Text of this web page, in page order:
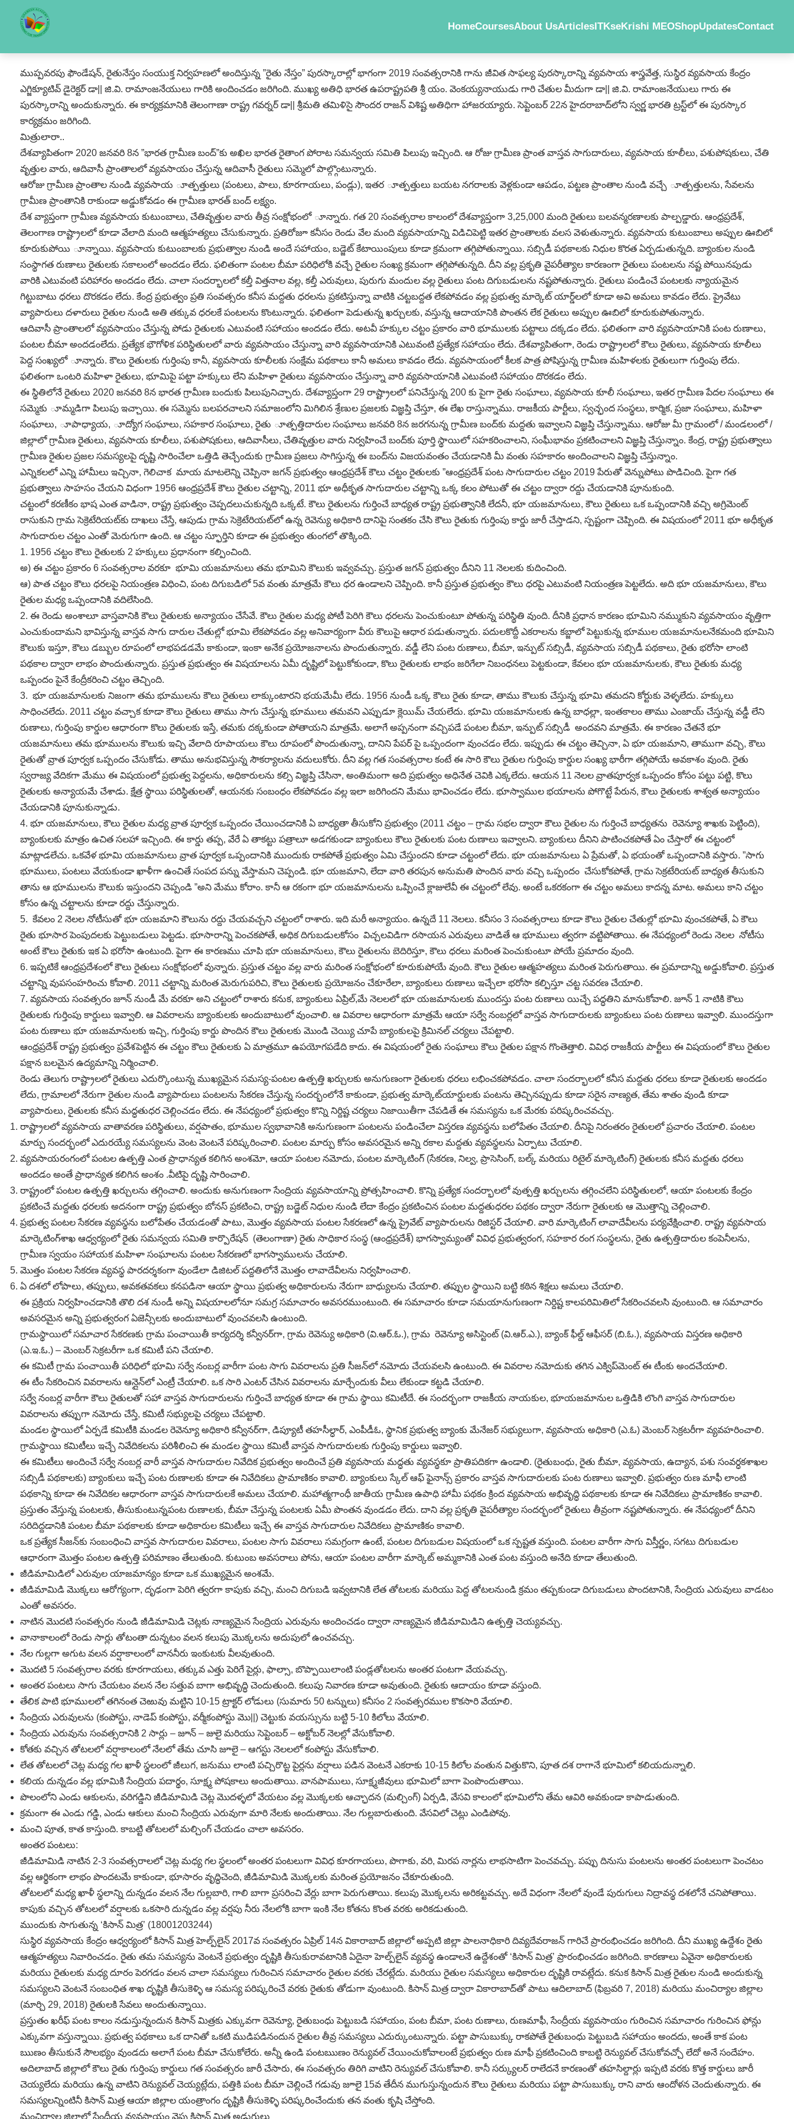
HomeCoursesAbout UsArticlesITKseKrishi MEOShopUpdatesContact
ముప్పవరపు ఫౌండేషన్‌, రైతునేస్తం సంయుక్త నిర్వహణలో అందిస్తున్న ”రైతు నేస్తం” పురస్కారాల్లో భాగంగా 2019 సంవత్సరానికి గాను జీవిత సాఫల్య పురస్కారాన్ని వ్యవసాయ శాస్త్రవేత్త, సుస్థిర వ్యవసాయ కేంద్రం
ఎగ్జిక్యూటివ్‌ డైరెక్టర్‌ డా|| జి.వి. రామాంజనేయులు గారికి అందించడం జరిగింది. ముఖ్య అతిధి భారత ఉపరాష్ట్రపతి శ్రీ యం. వెంకయ్యనాయుడు గారి చేతుల మీదుగా డా|| జి.వి. రామాంజనేయులు గారు ఈ
పురస్కారాన్ని అందుకున్నారు. ఈ కార్యక్రమానికి తెలంగాణా రాష్ట్ర గవర్నర్‌ డా|| శ్రీమతి తమిళిసై సౌందర రాజన్‌ విశిష్ట అతిధిగా హాజరయ్యారు. సెప్టెంబర్‌ 22న హైదరాబాద్‌లోని స్వర్ణ భారతి ట్రస్ట్‌లో ఈ పురస్కార
కార్యక్రమం జరిగింది.
మిత్రులారా..
దేశవ్యాపితంగా 2020 జనవరి 8న ”భారత గ్రామీణ బంద్‌”కు అఖిల భారత రైతాంగ పోరాట సమన్వయ సమితి పిలుపు ఇచ్చింది. ఆ రోజు గ్రామీణ ప్రాంత వాస్తవ సాగుదారులు, వ్యవసాయ కూలీలు, పశుపోషకులు, చేతి
వృత్తుల వారు, ఆదివాసీ ప్రాంతాలలో వ్యవసాయం చేస్తున్న ఆదివాసీ రైతులు సమ్మెలో పాల్గ్గొంటున్నారు.
ఆరోజు గ్రామీణ ప్రాంతాల నుండి వ్యవసాయ ూత్పత్తులు (పంటలు, పాలు, కూరగాయలు, పండ్లు), ఇతర ూత్పత్తులు బయట నగరాలకు వెళ్లకుండా ఆపడం, పట్టణ ప్రాంతాల నుండి వచ్చే ూత్పత్తులను, సేవలను
గ్రామీణ ప్రాంతానికి రాకుండా అడ్డుకోవడం ఈ గ్రామీణ భారత్‌ బంద్‌ లక్ష్యం.
దేశ వ్యాప్తంగా గ్రామీణ వ్యవసాయ కుటుంబాలు, చేతివృత్తుల వారు తీవ్ర సంక్షోభంలో ూన్నారు. గత 20 సంవత్సరాల కాలంలో దేశవ్యాప్తంగా 3,25,000 మంది రైతులు బలవన్మరణాలకు పాల్పడ్డారు. ఆంధ్రప్రదేశ్‌,
తెలంగాణ రాష్ట్రాలలో కూడా వేలాది మంది ఆత్మహత్యలు చేసుకున్నారు. ప్రతిరోజూ కనీసం రెండు వేల మంది వ్యవసాయాన్ని విడిచిపెట్టి ఇతర ప్రాంతాలకు వలస వెళుతున్నారు. వ్యవసాయ కుటుంబాలు అప్పుల ఊబిలో
కూరుకుపోయి ూన్నాయి. వ్యవసాయ కుటుంబాలకు ప్రభుత్వాల నుండి అందే సహాయం, బడ్జెట్‌ కేటాయింపులు కూడా క్రమంగా తగ్గిపోతున్నాయి. సబ్సిడీ పథకాలకు నిధుల కొరత ఏర్పడుతున్నది. బ్యాంకుల నుండి
సంస్థాగత రుణాలు రైతులకు సకాలంలో అందడం లేదు. ఫలితంగా పంటల బీమా పరిధిలోకి వచ్చే రైతుల సంఖ్య క్రమంగా తగ్గిపోతున్నది. దీని వల్ల ప్రకృతి వైపరీత్యాల కారణంగా రైతులు పంటలను నష్ట పోయినపుడు
వారికి ఎటువంటి పరిహారం అందడం లేదు. చాలా సందర్భాలలో కల్తీ విత్తనాల వల్ల, కల్తీ ఎరువులు, పురుగు మందుల వల్ల రైతులు పంట దిగుబడులను నష్టపోతున్నారు. రైతులు పండించే పంటలకు న్యాయమైన
గిట్టుబాటు ధరలు దొరకడం లేదు. కేంద్ర ప్రభుత్వం ప్రతి సంవత్సరం కనీస మద్దతు ధరలను ప్రకటిస్తున్నా వాటికి చట్టబద్దత లేకపోవడం వల్ల ప్రభుత్వ మార్కెట్‌ యార్డ్‌లలో కూడా అవి అమలు కావడం లేదు. ప్రైవేటు
వ్యాపారులు దళారులు రైతుల నుండి అతి తక్కువ ధరలకే పంటలను కొంటున్నారు. ఫలితంగా పెడుతున్న ఖర్చులకు, వస్తున్న ఆదాయానికి పొంతన లేక రైతులు అప్పుల ఊబిలో కూరుకుపోతున్నారు.
ఆదివాసీ ప్రాంతాలలో వ్యవసాయం చేస్తున్న పోడు రైతులకు ఎటువంటి సహాయం అందడం లేదు. అటవీ హక్కుల చట్టం ప్రకారం వారి భూములకు పట్టాలు దక్కడం లేదు. ఫలితంగా వారి వ్యవసాయానికి పంట రుణాలు,
పంటల బీమా అందడంలేదు. ప్రత్యేక భౌగోళిక పరిస్థితులలో వారు వ్యవసాయం చేస్తున్నా వారి వ్యవసాయానికి ఎటువంటి ప్రత్యేక సహాయం లేదు. దేశవ్యాపితంగా, రెండు రాష్ట్రాలలో కౌలు రైతులు, వ్యవసాయ కూలీలు
పెద్ద సంఖ్యలో ూన్నారు. కౌలు రైతులకు గుర్తింపు కానీ, వ్యవసాయ కూలీలకు సంక్షేమ పథకాలు కానీ అమలు కావడం లేదు. వ్యవసాయంలో కీలక పాత్ర పోషిస్తున్న గ్రామీణ మహిళలకు రైతులుగా గుర్తింపు లేదు.
ఫలితంగా ఒంటరి మహిళా రైతులు, భూమిపై పట్టా హక్కులు లేని మహిళా రైతులు వ్యవసాయం చేస్తున్నా వారి వ్యవసాయానికి ఎటువంటి సహాయం దొరకడం లేదు.
ఈ స్థితిలోనే రైతులు 2020 జనవరి 8న భారత గ్రామీణ బందుకు పిలుపునిచ్చారు. దేశవ్యాప్తంగా 29 రాష్ట్రాలలో పనిచేస్తున్న 200 కు పైగా రైతు సంఘాలు, వ్యవసాయ కూలీ సంఘాలు, ఇతర గ్రామీణ పేదల సంఘాలు ఈ
సమ్మెకు ూమ్మడిగా పిలుపు ఇచ్చాయి. ఈ సమ్మెను బలపరచాలని సమాజంలోని మిగిలిన శ్రేణుల ప్రజలకు విజ్ఞప్తి చేస్తూ, ఈ లేఖ రాస్తున్నాము. రాజకీయ పార్టీలు, స్వచ్ఛంద సంస్థలు, కార్మిక, ప్రజా సంఘాలు, మహిళా
సంఘాలు, ూపాధ్యాయ, ూద్యోగ సంఘాలు, సహకార సంఘాలు, రైతు ూత్పత్తిదారుల సంఘాలు జనవరి 8న జరగనున్న గ్రామీణ బంద్‌కు మద్దతు ఇవ్వాలని విజ్ఞప్తి చేస్తున్నాము. ఆరోజు మీ గ్రామంలో / మండలంలో /
జిల్లాలో గ్రామీణ రైతులు, వ్యవసాయ కూలీలు, పశుపోషకులు, ఆదివాసీలు, చేతివృత్తుల వారు నిర్వహించే బంద్‌కు పూర్తి స్థాయిలో సహకరించాలని, సంఘీభావం ప్రకటించాలని విజ్ఞప్తి చేస్తున్నాం. కేంద్ర, రాష్ట్ర ప్రభుత్వాలు
గ్రామీణ రైతుల ప్రజల సమస్యలపై దృష్టి సారించేలా ఒత్తిడి తెచ్చేందుకు గ్రామీణ ప్రజలు సాగిస్తున్న ఈ బంద్‌ను విజయవంతం చేయడానికి మీ వంతు సహకారం అందించాలని విజ్ఞప్తి చేస్తున్నాం.
ఎన్నికలలో ఎన్ని హామీలు ఇచ్చినా, గెలిచాక మాయ మాటలెన్ని చెప్పినా జగన్‌ ప్రభుత్వం ఆంధ్రప్రదేశ్‌ కౌలు చట్టం రైతులకు ”ఆంధ్రప్రదేశ్‌ పంట సాగుదారుల చట్టం 2019 పేరుతో వెన్నుపోటు పొడిచింది. పైగా గత
ప్రభుత్వాలు సాహసం చేయని విధంగా 1956 ఆంధ్రప్రదేశ్‌ కౌలు రైతుల చట్టాన్ని, 2011 భూ అధీకృత సాగుదారుల చట్టాన్ని ఒక్క కలం పోటుతో ఈ చట్టం ద్వారా రద్దు చేయడానికి పూనుకుంది.
చట్టంలో కరణీకం భాష ఎంత వాడినా, రాష్ట్ర ప్రభుత్వం చెప్పదలుచుకున్నది ఒక్కటే. కౌలు రైతులను గుర్తించే బాధ్యత రాష్ట్ర ప్రభుత్వానికి లేదనీ, భూ యజమానులు, కౌలు రైతులు ఒక ఒప్పందానికి వచ్చి అగ్రిమెంట్‌
రాసుకుని గ్రామ సెక్రెటేరియట్‌కు దాఖలు చేస్తే, ఆపుడు గ్రామ సెక్రెటేరియట్‌లో ఉన్న రెవెన్యు అధికారి దానిపై సంతకం చేసి కౌలు రైతుకు గుర్తింపు కార్డు జారీ చేస్తాడని, స్పష్టంగా చెప్పింది. ఈ విషయంలో 2011 భూ అధీకృత
సాగుదారుల చట్టం ఎంతో మెరుగుగా ఉంది. ఆ చట్టం స్ఫూర్తిని కూడా ఈ ప్రభుత్వం తుంగలో తొక్కింది.
1. 1956 చట్టం కౌలు రైతులకు 2 హక్కులు ప్రధానంగా కల్పించింది.
అ) ఈ చట్టం ప్రకారం 6 సంవత్సరాల వరకూ భూమి యజమానులు తమ భూమిని కౌలుకు ఇవ్వవచ్చు. ప్రస్తుత జగన్‌ ప్రభుత్వం దీనిని 11 నెలలకు కుదించింది.
ఆ) పాత చట్టం కౌలు ధరలపై నియంత్రణ విధించి, పంట దిగుబడిలో 5వ వంతు మాత్రమే కౌలు ధర ఉండాలని చెప్పింది. కానీ ప్రస్తుత ప్రభుత్వం కౌలు ధరపై ఎటువంటి నియంత్రణ పెట్టలేదు. అది భూ యజమానులు, కౌలు
రైతుల మధ్య ఒప్పందానికి వదిలేసింది.
2. ఈ రెండు అంశాలూ వాస్తవానికి కౌలు రైతులకు అన్యాయం చేసేవే. కౌలు రైతుల మధ్య పోటీ పెరిగి కౌలు ధరలను పెంచుకుంటూ పోతున్న పరిస్థితి వుంది. దీనికి ప్రధాన కారణం భూమిని నమ్ముకుని వ్యవసాయం వృత్తిగా
ఎంచుకుందామని భావిస్తున్న వాస్తవ సాగు దారుల చేతుల్లో భూమి లేకపోవడం వల్ల అనివార్యంగా వీరు కౌలుపై ఆధార పడుతున్నారు. పదులకొద్దీ ఎకరాలను కబ్జాలో పెట్టుకున్న భూముల యజమానులనేకమంది భూమిని
కౌలుకు ఇస్తూ, కౌలు డబ్బుల రూపంలో లాభపడడమే కాకుండా, ఇంకా అనేక ప్రయోజనాలను పొందుతున్నారు. వడ్డీ లేని పంట రుణాలు, బీమా, ఇన్పుట్‌ సబ్సిడీ, వ్యవసాయ సబ్సిడీ పథకాలు, రైతు భరోసా లాంటి
పథకాల ద్వారా లాభం పొందుతున్నారు. ప్రస్తుత ప్రభుత్వం ఈ విషయాలను ఏమీ దృష్టిలో పెట్టుకోకుండా, కొలు రైతులకు లాభం జరిగేలా నిబంధనలు పెట్టకుండా, కేవలం భూ యజమానులకు, కౌలు రైతుకు మధ్య
ఒప్పందం పైనే కేంద్రీకరించి చట్టం తెచ్చింది.
3. భూ యజమానులకు నిజంగా తమ భూములను కౌలు రైతులు లాక్కుంటారని భయమేమీ లేదు. 1956 నుండీ ఒక్క కౌలు రైతు కూడా, తాము కౌలుకు చేస్తున్న భూమి తమదని కోర్టుకు వెళ్ళలేదు. హక్కులు
సాధించలేదు. 2011 చట్టం వచ్చాక కూడా కౌలు రైతులు తాము సాగు చేస్తున్న భూములు తమవని ఎప్పుడూ క్లెయిమ్‌ చేయలేదు. భూమి యజమానులకు ఉన్న బాధల్లా, ఇంతకాలం తాము ఎంజాయ్‌ చేస్తున్న వడ్డీ లేని
రుణాలు, గుర్తింపు కార్డుల ఆధారంగా కొలు రైతులకు ఇస్తే, తమకు దక్కకుండా పోతాయని మాత్రమే. అలాగే అప్పనంగా వచ్చిపడే పంటల బీమా, ఇన్పుట్‌ సబ్సిడీ అందవని మాత్రమే. ఈ కారణం చేతనే భూ
యజమానులు తమ భూములను కౌలుకు ఇచ్చి వేలాది రూపాయలు కౌలు రూపంలో పొందుతున్నా, దానిని పేపర్‌ పై ఒప్పందంగా వుంచడం లేదు. ఇప్పుడు ఈ చట్టం తెచ్చినా, ఏ భూ యజమాని, తాముగా వచ్చి, కౌలు
రైతుతో వ్రాత పూర్వక ఒప్పందం చేసుకోడు. తాము అనుభవిస్తున్న సౌకర్యాలను వదులుకోరు. దీని వల్ల గత సంవత్సరాల కంటే ఈ సారి కౌలు రైతుల గుర్తింపు కార్డుల సంఖ్య భారీగా తగ్గిపోయే అవకాశం వుంది. రైతు
స్వరాజ్య వేదికగా మేము ఈ విషయంలో ప్రభుత్వ పెద్దలను, అధికారులను కల్సి విజ్ఞప్తి చేసినా, అంతిమంగా అది ప్రభుత్వం అధినేత చెవికి ఎక్కలేదు. ఆయన 11 నెలల వ్రాతపూర్వక ఒప్పందం కోసం పట్టు పట్టి, కొలు
రైతులకు అన్యాయమే చేశాడు. క్షేత్ర స్థాయి పరిస్థితులతో, ఆయనకు సంబంధం లేకపోవడం వల్ల ఇలా జరిగిందని మేము భావించడం లేదు. భూస్వాముల భయాలను పోగొట్టే పేరున, కౌలు రైతులకు శాశ్వత అన్యాయం
చేయడానికి పూనుకున్నాడు.
4. భూ యజమానులు, కౌలు రైతుల మధ్య వ్రాత పూర్వక ఒప్పందం చేయించడానికి ఏ బాధ్యతా తీసుకోని ప్రభుత్వం (2011 చట్టం – గ్రామ సభల ద్వారా కౌలు రైతుల ను గుర్తించే బాధ్యతను రెవెన్యూ శాఖకు పెట్టింది),
బ్యాంకులకు మాత్రం ఉచిత సలహా ఇచ్చింది. ఈ కార్డు తప్ప, వేరే ఏ తాకట్టు పత్రాలూ అడగకుండా బ్యాంకులు కౌలు రైతులకు పంట రుణాలు ఇవ్వాలని. బ్యాంకులు దీనిని పాటించకపోతే ఏం చేస్తారో ఈ చట్టంలో
మాట్లాడలేచు. ఒకవేళ భూమి యజమానులు వ్రాత పూర్వక ఒప్పందానికి ముందుకు రాకపోతే ప్రభుత్వం ఏమి చేస్తుందని కూడా చట్టంలో లేదు. భూ యజమానులు ఏ ప్రేమతో, ఏ భయంతో ఒప్పందానికి వస్తారు. ”సాగు
భూములు, పంటలు వేయకుండా ఖాళీగా ఉంచితే సంపద పన్ను వేస్తామని చెప్పండి. భూ యజమాని, లేదా వారి తరపున అనుమతి పొందిన వారు వచ్చి ఒప్పందం చేసుకోకపోతే, గ్రామ సెక్రటేరియట్‌ బాధ్యత తీసుకుని
తాను ఆ భూములను కౌలుకు ఇస్తుందని చెప్పండి ”అని మేము కోరాం. కానీ ఆ రకంగా భూ యజమానులను ఒప్పించే క్లాజులేవీ ఈ చట్టంలో లేవు. అంటే ఒకరకంగా ఈ చట్టం అమలు కాదన్న మాట. అమలు కాని చట్టం
కోసం ఉన్న చట్టాలను కూడా రద్దు చేస్తున్నారు.
5. కేవలం 2 నెలల నోటీసుతో భూ యజమాని కౌలును రద్దు చేయవచ్చని చట్టంలో రాశారు. ఇది మరీ అన్యాయం. ఉన్నదే 11 నెలలు. కనీసం 3 సంవత్సరాలు కూడా కౌలు రైతుల చేతుల్లో భూమి వుంచకపోతే, ఏ కౌలు
రైతు భూసార పెంపుదలకు పెట్టుబడులు పెట్టడు. భూసారాన్ని పెంచకపోతే, అధిక దిగుబడులకోసం విచ్చలవిడిగా రసాయన ఎరువులు వాడితే ఆ భూములు త్వరగా వట్టిపోతాయి. ఈ నేపధ్యంలో రెండు నెలల నోటీసు
అంటే కౌలు రైతుకు ఇక ఏ భరోసా ఉంటుంది. పైగా ఈ కారణము చూపి భూ యజమానులు, కౌలు రైతులను బెదిరిస్తూ, కౌలు ధరలు మరింత పెంచుకుంటూ పోయే ప్రమాదం వుంది.
6. ఇప్పటికే ఆంధ్రప్రదేశంలో కౌలు రైతులు సంక్షోభంలో వున్నారు. ప్రస్తుత చట్టం వల్ల వారు మరింత సంక్షోభంలో కూరుకుపోయే వుంది. కౌలు రైతుల ఆత్మహత్యలు మరింత పెరుగుతాయి. ఈ ప్రమాదాన్ని అడ్డుకోవాలి. ప్రస్తుత
చట్టాన్ని వుపసంహరించు కోవాలి. 2011 చట్టాన్ని మరింత మెరుగుపరిచి, కౌలు రైతులకు ప్రయోజనం చేకూరేలా, బ్యాంకులు రుణాలు ఇచ్చేలా భరోసా కల్పిస్తూ చట్ట సవరణ చేయాలి.
7. వ్యవసాయ సంవత్సరం జూన్‌ నుండీ మే వరకూ అని చట్టంలో రాశారు కనుక, బ్యాంకులు ఏప్రిల్‌,మే నెలలలో భూ యజమానులకు ముందస్తు పంట రుణాలు యిచ్చే పద్ధతిని మానుకోవాలి. జూన్‌ 1 నాటికి కౌలు
రైతులకు గుర్తింపు కార్డులు ఇవ్వాలి. ఆ వివరాలను బ్యాంకులకు అందుబాటులో వుంచాలి. ఆ వివరాల ఆధారంగా మాత్రమే ఆయా సర్వే నంబర్లలో వాస్తవ సాగుదారులకు బ్యాంకులు పంట రుణాలు ఇవ్వాలి. ముందస్తుగా
పంట రుణాలు భూ యజమానులకు ఇచ్చి, గుర్తింపు కార్డు పొందిన కౌలు రైతులకు మొండి చెయ్యి చూపే బ్యాంకులపై క్రిమినల్‌ చర్యలు చేపట్టాలి.
ఆంధ్రప్రదేశ్‌ రాష్ట్ర ప్రభుత్వం ప్రవేశపెట్టిన ఈ చట్టం కౌలు రైతులకు ఏ మాత్రమూ ఉపయోగపడేది కాదు. ఈ విషయంలో రైతు సంఘాలు కౌలు రైతుల పక్షాన గొంతెత్తాలి. వివిధ రాజకీయ పార్టీలు ఈ విషయంలో కౌలు రైతుల
పక్షాన బలమైన ఉద్యమాన్ని నిర్మించాలి.
రెండు తెలుగు రాష్ట్రాలలో రైతులు ఎదుర్కొంటున్న ముఖ్యమైన సమస్య-పంటల ఉత్పత్తి ఖర్చులకు అనుగుణంగా రైతులకు ధరలు లభించకపోవడం. చాలా సందర్భాలలో కనీస మద్దతు ధరలు కూడా రైతులకు అందడం
లేదు, గ్రామాలలో నేరుగా రైతుల నుండి వ్యాపారులు పంటలను సేకరణ చేస్తున్న సందర్భంలోనే కాకుండా, ప్రభుత్వ మార్కెట్‌యార్డులకు పంటను తెచ్చినప్పుడు కూడా సరైన నాణ్యత, తేమ శాతం వుండి కూడా
వ్యాపారులు, రైతులకు కనీస మద్ధతుధర చెల్లించడం లేదు. ఈ నేపధ్యంలో ప్రభుత్వం కొన్ని నిర్దిష్ట చర్యలు నిజాయితీగా చేపడితే ఈ సమస్యను ఒక మేరకు పరిష్కరించవచ్చు.
రాష్ట్రాలలో వ్యవసాయ వాతావరణ పరిస్థితులు, వర్షపాతం, భూముల స్వభావానికి అనుగుణంగా పంటలను పండించేలా విస్తరణ వ్యవస్థను బలోపేతం చేయాలి. దీనిపై నిరంతరం రైతులలో ప్రచారం చేయాలి. పంటల
మార్పు సందర్భంలో ఎదురయ్యే సమస్యలను వెంట వెంటనే పరిష్కరించాలి. పంటల మార్పు కోసం అవసరమైన అన్ని రకాల మద్దతు వ్యవస్థలను ఏర్పాటు చేయాలి.
వ్యవసాయరంగంలో పంటల ఉత్పత్తి ఎంత ప్రాధాన్యత కలిగిన అంశమో, ఆయా పంటల నమోదు, పంటల మార్కెటింగ్‌ (సేకరణ, నిల్వ, ప్రాసెసింగ్‌, బల్క్‌ మరియు రిటైల్‌ మార్కెటింగ్‌) రైతులకు కనీస మద్దతు ధరలు
అందడం అంతే ప్రాధాన్యత కలిగిన అంశం .వీటిపై దృష్టి సారించాలి.
రాష్ట్రంలో పంటల ఉత్పత్తి ఖర్చులను తగ్గించాలి. అందుకు అనుగుణంగా సేంద్రియ వ్యవసాయాన్ని ప్రోత్సహించాలి. కొన్ని ప్రత్యేక సందర్భాలలో వుత్పత్తి ఖర్చులను తగ్గించలేని పరిస్థితులలో, ఆయా పంటలకు కేంద్రం
ప్రకటించే మద్దతు ధరలకు అదనంగా రాష్ట్ర ప్రభుత్వం బోనస్‌ ప్రకటించి, రాష్ట్ర బడ్జెట్‌ నిధుల నుండి లేదా కేంద్రం ప్రకటించిన పంటల మద్దతుధరల పథకం ద్వారా నేరుగా రైతులకు ఆ మొత్తాన్ని చెల్లించాలి.
ప్రభుత్వ పంటల సేకరణ వ్యవస్థను బలోపేతం చేయడంతో పాటు, మొత్తం వ్యవసాయ పంటల సేకరణలో ఉన్న ప్రైవేట్‌ వ్యాపారులను రిజిస్టర్‌ చేయాలి. వారి మార్కెటింగ్‌ లావాదేవీలను పర్యవేక్షించాలి. రాష్ట్ర వ్యవసాయ
మార్కెటింగ్‌శాఖ ఆధ్వర్యంలో రైతు సమన్వయ సమితి కార్పొరేషన్‌ (తెలంగాణా) రైతు సాధికార సంస్థ (ఆంధ్రప్రదేశ్‌) భాగస్వామ్యంతో వివిధ ప్రభుత్వరంగ, సహకార రంగ సంస్థలను, రైతు ఉత్పత్తిదారుల కంపెనీలను,
గ్రామీణ స్వయం సహాయక మహిళా సంఘాలను పంటల సేకరణలో భాగస్వాములను చేయాలి.
మొత్తం పంటల సేకరణ వ్యవస్థ పారదర్శకంగా వుండేలా డిజిటల్‌ పద్దతిలోనే మొత్తం లావాదేవీలను నిర్వహించాలి.
ఏ దశలో లోపాలు, తప్పులు, అవకతవకలు కనపడినా ఆయా స్థాయి ప్రభుత్వ అధికారులను నేరుగా బాధ్యులను చేయాలి. తప్పుల స్థాయిని బట్టి కఠిన శిక్షలు అమలు చేయాలి.
ఈ ప్రక్రియ నిర్వహించడానికి తొలి దశ నుండీ అన్ని విషయాలలోనూ సమగ్ర సమాచారం అవసరముంటుంది. ఈ సమాచారం కూడా సమయానుగుణంగా నిర్దిష్ట కాలపరిమితిలో సేకరించవలసి వుంటుంది. ఆ సమాచారం
అవసరమైన అన్ని ప్రభుత్వరంగ ఏజెన్సీలకు అందుబాటులో వుంచవలసి ఉంటుంది.
గ్రామస్థాయిలో సమాచార సేకరణకు గ్రామ పంచాయితీ కార్యదర్శి కన్వీనర్‌గా, గ్రామ రెవెన్యు అధికారి (వి.ఆర్‌.ఓ.), గ్రామ రెవెన్యూ అసిస్టెంట్‌ (వి.ఆర్‌.ఎ.), బ్యాంక్‌ ఫీల్డ్‌ ఆఫీసర్‌ (బి.ఓ.), వ్యవసాయ విస్తరణ అధికారి
(ఎ.ఇ.ఓ.) – మెంబర్‌ సెక్రటరీగా ఒక కమిటీ పని చేయాలి.
ఈ కమిటీ గ్రామ పంచాయితీ పరిధిలో భూమి సర్వే నంబర్ల వారీగా పంట సాగు వివరాలను ప్రతి సీజన్‌లో నమోదు చేయవలసి ఉంటుంది. ఈ వివరాల నమోదుకు తగిన ఎక్విప్‌మెంట్‌ ఈ టీంకు అందచేయాలి.
ఈ టీం సేకరించిన వివరాలను ఆన్లైన్‌లో ఎంట్రీ చేయాలి. ఒక సారి ఎంటర్‌ చేసిన వివరాలను మార్చేందుకు వీలు లేకుండా కట్టడి చేయాలి.
సర్వే నంబర్ల వారీగా కౌలు రైతులతో సహా వాస్తవ సాగుదారులను గుర్తించే బాధ్యత కూడా ఈ గ్రామ స్థాయి కమిటీదే. ఈ సందర్భంగా రాజకీయ నాయకుల, భూయజమానుల ఒత్తిడికి లొంగి వాస్తవ సాగుదారుల
వివరాలను తప్పుగా నమోదు చేస్తే, కమిటీ సభ్యులపై చర్యలు చేపట్టాలి.
మండల స్థాయిలో ఏర్పడే కమిటీకి మండల రెవెన్యూ అధికారి కన్వీనర్‌గా, డిప్యూటీ తహసీల్ధార్‌, ఎంపీడీఓ, స్థానిక ప్రభుత్వ బ్యాంకు మేనేజర్‌ సభ్యులుగా, వ్యవసాయ అధికారి (ఎ.ఓ) మెంబర్‌ సెక్రటరీగా వ్యవహరించాలి.
గ్రామస్థాయి కమిటీలు ఇచ్చే నివేదికలను పరిశీలించి ఈ మండల స్థాయి కమిటీ వాస్తవ సాగుదారులకు గుర్తింపు కార్డులు ఇవ్వాలి.
ఈ కమిటీలు అందించే సర్వే నంబర్ల వారీ వాస్తవ సాగుదారుల నివేదిక ప్రభుత్వం అందించే ప్రతి వ్యవసాయ మద్ధతు వ్యవస్థకూ ప్రాతిపదికగా ఉండాలి. (రైతుబంధు, రైతు బీమా, వ్యవసాయ, ఉద్యాన, పశు సంవర్ధకశాఖల
సబ్సిడీ పథకాలకు) బ్యాంకులు ఇచ్చే పంట రుణాలకు కూడా ఈ నివేదికలు ప్రామాణికం కావాలి. బ్యాంకులు స్కేల్‌ ఆఫ్‌ ఫైనాన్స్‌ ప్రకారం వాస్తవ సాగుదారులకు పంట రుణాలు ఇవ్వాలి. ప్రభుత్వం రుణ మాఫీ లాంటి
పథకాన్ని కూడా ఈ నివేదికల ఆధారంగా వాస్తవ సాగుదారులకే అమలు చేయాలి. మహాత్మగాంధీ జాతీయ గ్రామీణ ఉపాధి హామీ పథకం క్రింద వ్యవసాయ అభివృద్ధి పథకాలకు కూడా ఈ నివేదికలు ప్రామాణికం కావాలి.
ప్రస్తుతం వేస్తున్న పంటలకు, తీసుకుంటున్నపంట రుణాలకు, బీమా చేస్తున్న పంటలకు ఏమీ పొంతన వుండడం లేదు. దాని వల్ల ప్రకృతి వైపరీత్యాల సందర్భంలో రైతులు తీవ్రంగా నష్టపోతున్నారు. ఈ నేపధ్యంలో దీనిని
సరిదిద్దడానికి పంటల బీమా పథకాలకు కూడా అధికారుల కమిటీలు ఇచ్చే ఈ వాస్తవ సాగుదారుల నివేదికలు ప్రామాణికం కావాలి.
ఒక ప్రత్యేక సీజన్‌కు సంబంధించి వాస్తవ సాగుదారుల వివరాలు, పంటల సాగు వివరాలు సమగ్రంగా ఉంటే, పంటల దిగుబడుల విషయంలో ఒక స్పష్టత వస్తుంది. పంటల వారీగా సాగు విస్తీర్ణం, సగటు దిగుబడుల
ఆధారంగా మొత్తం పంటల ఉత్పత్తి పరిమాణం తేలుతుంది. కుటుంబ అవసరాలు పోను, ఆయా పంటల వారీగా మార్కెట్‌ అమ్మకానికి ఎంత పంట వస్తుంది అనేది కూడా తేలుతుంది.
జీడిమామిడిలో ఎరువుల యాజమాన్యం కూడా ఒక ముఖ్యమైన అంశమే.
జీడిమామిడి మొక్కలు ఆరోగ్యంగా, దృఢంగా పెరిగి త్వరగా కాపుకు వచ్చి, మంచి దిగుబడి ఇవ్వటానికి లేత తోటలకు మరియు పెద్ద తోటలనుండి క్రమం తప్పకుండా దిగుబడులు పొందటానికి, సేంద్రియ ఎరువులు వాడటం
ఎంతో అవసరం.
నాటిన మొదటి సంవత్సరం నుండి జీడిమామిడి చెట్లకు నాణ్యమైన సేంద్రియ ఎరువును అందించడం ద్వారా నాణ్యమైన జీడిమామిడిని ఉత్పత్తి చెయ్యవచ్చు.
వానాకాలంలో రెండు సార్లు తోటంతా దున్నటం వలన కలుపు మొక్కలను అదుపులో ఉంచవచ్చు.
నేల గుల్లగా అగుట వలన వర్షాకాలంలో వాననీరు ఇంకుటకు వీలవుతుంది.
మొదటి 5 సంవత్సరాల వరకు కూరగాయలు, తక్కువ ఎత్తు పెరిగే పైర్లు, ఫాల్సా, బొప్పాయిలాంటి పండ్లతోటలను అంతర పంటగా వేయవచ్చు.
అంతర పంటలు సాగు చేయటం వలన నేల సత్తువ బాగా అభివృద్ధి చెందుతుంది. కలుపు నివారణ కూడా అవుతుంది. రైతుకు ఆదాయం కూడా వస్తుంది.
తేలిక పాటి భూములలో తగినంత చెఱువు మట్టిని 10-15 ట్రాక్టర్‌ లోడులు (సుమారు 50 టన్నులు) కనీసం 2 సంవత్సరముల కొకసారి వేయాలి.
సేంద్రియ ఎరువులను (కంపోస్టు, నాడెప్‌ కంపోస్టు, వర్మీకంపోస్టు మొ||) చెట్టుకు వయస్సును బట్టి 5-10 కిలోలు వేయాలి.
సేంద్రియ ఎరువును సంవత్సరానికి 2 సార్లు – జూన్‌ – జులై మరియు సెప్టెంబర్‌ – అక్టోబర్‌ నెలల్లో వేసుకోవాలి.
కోతకు వచ్చిన తోటలలో వర్షాకాలంలో నేలలో తేమ చూసి జూలై – ఆగస్టు నెలలలో కంపోస్టు వేసుకోవాలి.
లేత తోటలలో చెట్ల మధ్య గల ఖాళీ స్థలంలో జీలుగ, జనుము లాంటి పచ్చిరొట్ట పైర్లను వర్షాలు పడిన వెంటనే ఎకరాకు 10-15 కిలోల వంతున విత్తుకొని, పూత దశ రాగానే భూమిలో కలియదున్నాలి.
కలియ దున్నడం వల్ల భూమికి సేంద్రియ పదార్థం, సూక్ష్మ పోషకాలు అందుతాయి. వానపాములు, సూక్ష్మజీవులు భూమిలో బాగా పెంపొందుతాయి.
పొలంలోని ఎండు ఆకులను, వరిగడ్డిని జీడిమామిడి చెట్ల మొదళ్ళలో వేయటం వల్ల మొక్కలకు ఆచ్ఛాదన (మల్చింగ్‌) ఏర్పడి, వేసవి కాలంలో భూమిలోని తేమ ఆవిరి అవకుండా కాపాడుతుంది.
క్రమంగా ఈ ఎండు గడ్డి, ఎండు ఆకులు మంచి సేంద్రియ ఎరువుగా మారి నేలకు అందుతాయి. నేల గుల్లబారుతుంది. వేసవిలో చెట్లు ఎండిపోవు.
మంచి పూత, కాత కాస్తుంది. కాబట్టి తోటలలో మల్చింగ్‌ చేయడం చాలా అవసరం.
అంతర పంటలు:
జీడిమామిడి నాటిన 2-3 సంవత్సరాలలో చెట్ల మధ్య గల స్థలంలో అంతర పంటలుగా వివిధ కూరగాయలు, పొగాకు, వరి, మిరప నార్లను లాభసాటిగా పెంచవచ్చు. పప్పు దినుసు పంటలను అంతర పంటలుగా పెంచటం
వల్ల ఆర్థికంగా లాభం పొందటమే కాకుండా, భూసారం వృద్ధిచెంది, జీడిమామిడి మొక్కలకు మరింత ప్రయోజనం చేకూరుతుంది.
తోటలలో మధ్య ఖాళీ స్థలాన్ని దున్నడం వలన నేల గుల్లబారి, గాలి బాగా ప్రసరించి వేర్లు బాగా పెరుగుతాయి. కలుపు మొక్కలను అరికట్టవచ్చు. అదే విధంగా నేలలో వుండే పురుగులు నిద్రావస్థ దశలోనే చనిపోతాయి.
కాపుకు వచ్చిన తోటలలో వర్షాలకు ఒకసారి దున్నడం వల్ల వర్షపు నీరు నేలలోకి బాగా ఇంకి నేల కోతను కొంత వరకు అరికడుతుంది.
ముందుకు సాగుతున్న ‘కిసాన్‌ మిత్ర’ (18001203244)
సుస్థిర వ్యవసాయ కేంద్రం ఆధ్వర్యంలో కిసాన్‌ మిత్ర హెల్ప్‌లైన్‌ 2017వ సంవత్సరం ఏప్రిల్‌ 14న వికారాబాద్‌ జిల్లాలో అప్పటి జిల్లా పాలనాధికారి దివ్యదేవరాజన్‌ గారిచే ప్రారంభించడం జరిగింది. దీని ముఖ్య ఉద్దేశం రైతు
ఆత్మహత్యలు నివారించడం. రైతు తమ సమస్యను వెంటనే ప్రభుత్వం దృష్టికి తీసుకురావటానికి ఏదైనా హెల్ప్‌లైన్‌ వ్యవస్థ ఉండాలనే ఉద్దేశంతో ‘కిసాన్‌ మిత్ర’ ప్రారంభించడం జరిగింది. కారణాలు ఏవైనా అధికారులకు
మరియు రైతులకు మధ్య దూరం పెరగడం వలన చాలా సమస్యలు గురించిన సమాచారం రైతుల వరకు చేరట్లేదు. మరియు రైతుల సమస్యలు అధికారుల దృష్టికి రావట్లేదు. కనుక కిసాన్‌ మిత్ర రైతుల నుండి అందుకున్న
సమస్యలని వెంటనే సంబంధిత శాఖ దృష్టికి తీసుకెళ్ళి ఆ సమస్య పరిష్కరించే వరకు రైతుకు తోడుగా వుంటుంది. కిసాన్‌ మిత్ర ద్వారా వికారాబాద్‌తో పాటు ఆదిలాబాద్‌ (ఫిబ్రవరి 7, 2018) మరియు మంచిర్యాల జిల్లాల
(మార్చి 29, 2018) రైతులకి సేవలు అందుతున్నాయి.
ప్రస్తుతం ఖరీఫ్‌ పంట కాలం నడుస్తున్నందున కిసాన్‌ మిత్రకు ఎక్కువగా రెవెన్యూ, రైతుబంధు పెట్టుబడి సహాయం, పంట బీమా, పంట రుణాలు, రుణమాఫీ, సేంద్రీయ వ్యవసాయం గురించిన సమాచారం గురించిన ఫోన్లు
ఎక్కువగా వస్తున్నాయి. ప్రభుత్వ పథకాలు ఒక దానితో ఒకటి ముడిపడినందున రైతుల తీవ్ర సమస్యలు ఎదుర్కుంటున్నారు. పట్టా పాసుబుక్కు రాకపోతే రైతుబంధు పెట్టుబడి సహాయం అందదు, అంతే కాక పంట
ఋణం తీసుకునే సౌలభ్యం వుండదు అలాగే పంట బీమా చేసుకోలేరు. అన్నీ ఉండి పంటఋణం రెన్యువల్‌ చేయించుకోవాలంటే ప్రభుత్వం రుణ మాఫీ ప్రకటించింది కాబట్టి రెన్యువల్‌ చేసుకోవచ్చో లేదో అనే సందేహం.
అదిలాబాద్‌ జిల్లాలో కౌలు రైతు గుర్తింపు కార్డులు గత సంవత్సరం జారీ చేసారు, ఈ సంవత్సరం తిరిగి వాటిని రెన్యువల్‌ చేసుకోవాలి. కానీ సర్క్యులర్‌ రాలేదనే కారణంతో తహసిల్దార్లు ఇప్పటి వరకు కొత్త కార్డులు జారీ
చెయ్యలేదు మరియు ఉన్న వాటిని రెన్యువల్‌ చెయ్యట్లేదు, పత్తికి పంట బీమా చెల్లించే గడువు జూలై 15వ తేదీన ముగుస్తున్నందున కౌలు రైతులు మరియు పట్టా పాసుబుక్కు రాని వారు ఆందోళన చెందుతున్నారు. ఈ
సమస్యలన్నింటినీ కిసాన్‌ మిత్ర ఆయా జిల్లాల యంత్రాంగం దృష్టికి తీసుకెళ్ళి పరిష్కరించేందుకు తన వంతు కృషి చేస్తోంది.
మంచిర్యాల జిల్లాలో సేంద్రీయ వ్యవసాయం వైపు కిసాన్‌ మిత్ర అడుగులు